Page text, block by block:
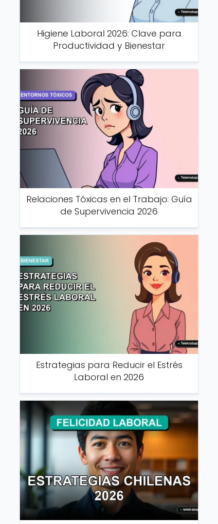
Higiene Laboral 2026: Clave para
Productividad y Bienestar
Relaciones Tóxicas en el Trabajo: Guía
de Supervivencia 2026
Estrategias para Reducir el Estrés
Laboral en 2026